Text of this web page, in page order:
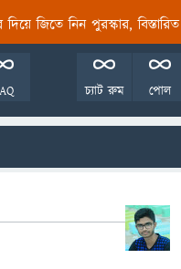
জিতে নিন পুরস্কার, বিস্তারিত
পোল
চ্যাট রুম